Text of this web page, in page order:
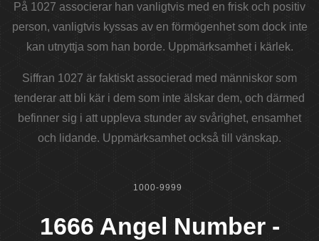
På 1027 associerar han vanligtvis med en frisk och positiv
person, vanligtvis kyssas av en förmögenhet som dock inte
kan utnyttja som han borde. Uppmärksamhet i kärlek.
Siffran 1027 är faktiskt associerad med människor som
tenderar att bli kär i dem som inte älskar dem, och därmed
befinner sig i att uppleva stunder av svårighet, ensamhet
och lidande. Uppmärksamhet också till vänskap.
1000-9999
1666 Angel Number -